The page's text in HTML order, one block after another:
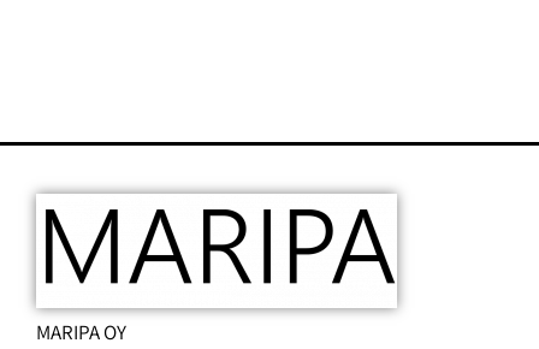
MARIPA OY